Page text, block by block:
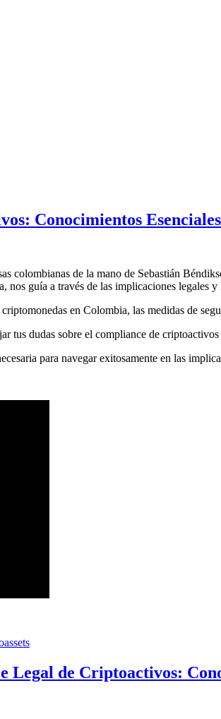
Conocimientos
colombianas de la mano de Sebastián
nos guía a través de las implicaciones legales
en Colombia, las medidas de
tus dudas sobre el compliance de criptoactivos
para navegar exitosamente en las
Legal de Criptoactivos: